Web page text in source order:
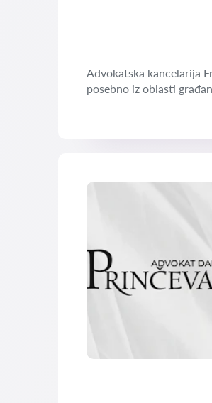
Advokatska kancelarija
posebno iz oblasti